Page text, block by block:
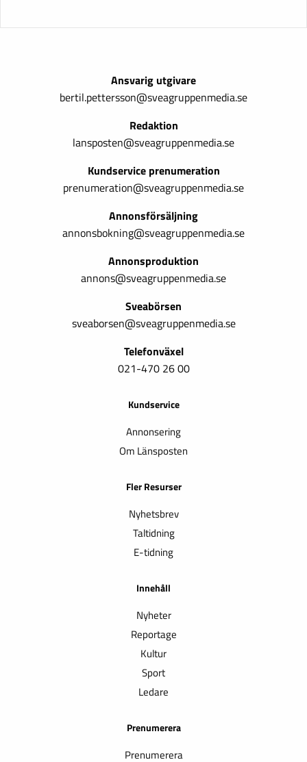
Ansvarig utgivare
bertil.pettersson@sveagruppenmedia.se
Redaktion
lansposten@sveagruppenmedia.se
Kundservice prenumeration
prenumeration@sveagruppenmedia.se
Annonsförsäljning
annonsbokning@sveagruppenmedia.se
Annonsproduktion
annons@sveagruppenmedia.se
Sveabörsen
sveaborsen@sveagruppenmedia.se
Telefonväxel
021-470 26 00
Kundservice
Annonsering
Om Länsposten
Fler Resurser
Nyhetsbrev
Taltidning
E-tidning
Innehåll
Nyheter
Reportage
Kultur
Sport
Ledare
Prenumerera
Prenumerera